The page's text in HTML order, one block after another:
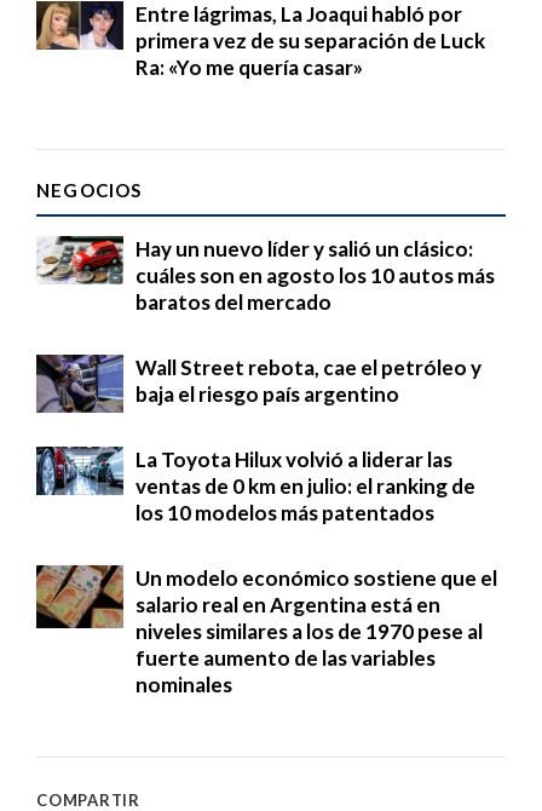
Entre lágrimas, La Joaqui habló por
primera vez de su separación de Luck
Ra: «Yo me quería casar»
NEGOCIOS
Hay un nuevo líder y salió un clásico:
cuáles son en agosto los 10 autos más
baratos del mercado
Wall Street rebota, cae el petróleo y
baja el riesgo país argentino
La Toyota Hilux volvió a liderar las
ventas de 0 km en julio: el ranking de
los 10 modelos más patentados
Un modelo económico sostiene que el
salario real en Argentina está en
niveles similares a los de 1970 pese al
fuerte aumento de las variables
nominales
COMPARTIR